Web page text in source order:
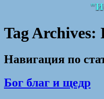
Tag Archives:
Навигация по
Бог благ и щедр